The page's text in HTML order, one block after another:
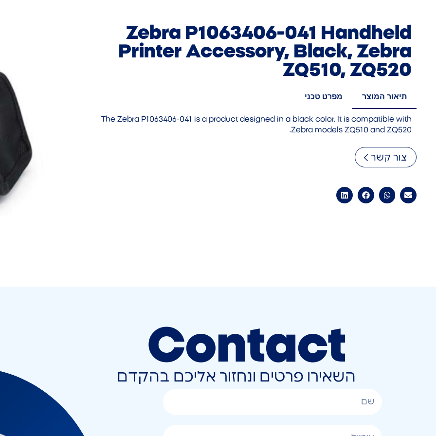
Zebra P1063406-041 Handheld
Printer Accessory, Black, Zebra
ZQ510, ZQ520
תיאור המוצר מפרט טכני
The Zebra P1063406-041 is a product designed in a black color. It is compatible with
Zebra models ZQ510 and ZQ520.
צור קשר
Contact
השאירו פרטים ונחזור אליכם בהקדם